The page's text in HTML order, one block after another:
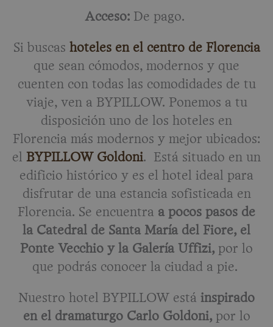
Acceso: De pago.
Si buscas hoteles en el centro de Florencia
que sean cómodos, modernos y que
cuenten con todas las comodidades de tu
viaje, ven a BYPILLOW. Ponemos a tu
disposición uno de los hoteles en
Florencia más modernos y mejor ubicados:
el BYPILLOW Goldoni. Está situado en un
edificio histórico y es el hotel ideal para
disfrutar de una estancia sofisticada en
Florencia. Se encuentra a pocos pasos de
la Catedral de Santa María del Fiore, el
Ponte Vecchio y la Galería Uffizi, por lo
que podrás conocer la ciudad a pie.
Nuestro hotel BYPILLOW está inspirado
en el dramaturgo Carlo Goldoni,por lo